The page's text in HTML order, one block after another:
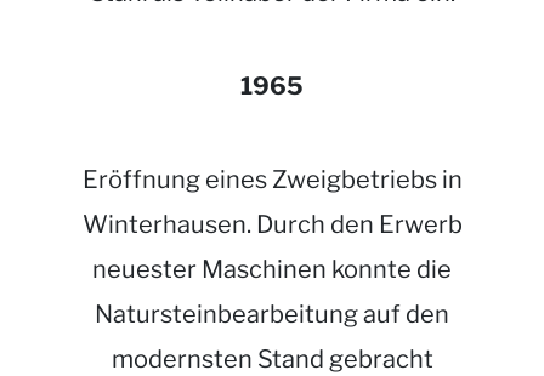
1965
Eröffnung eines Zweigbetriebs in
Winterhausen. Durch den Erwerb
neuester Maschinen konnte die
Natursteinbearbeitung auf den
modernsten Stand gebracht